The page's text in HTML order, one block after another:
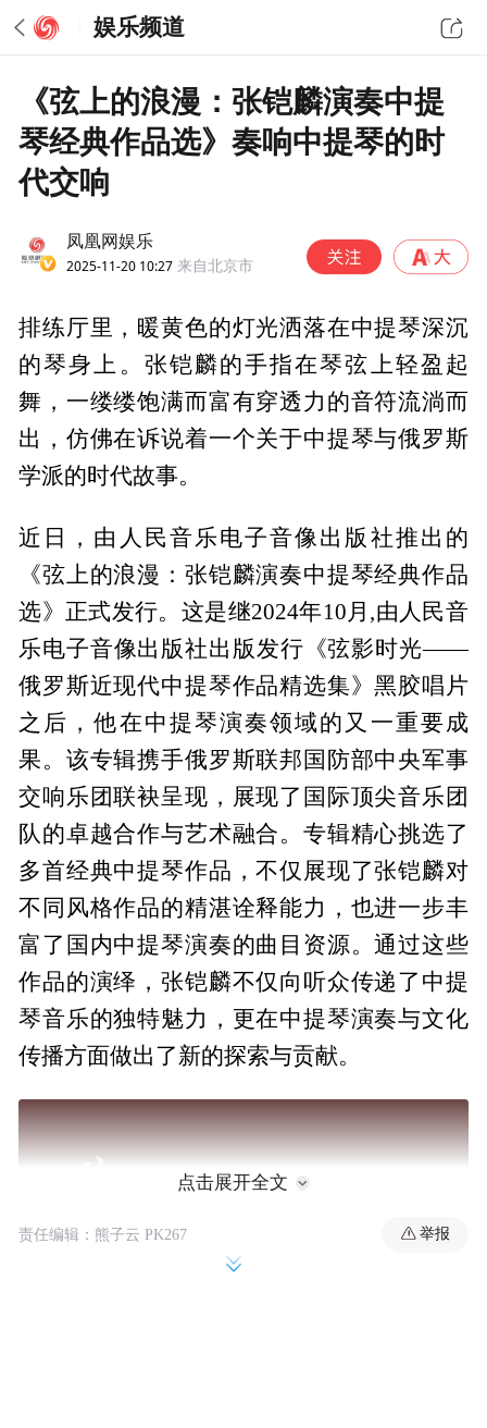
娱乐频道
《弦上的浪漫：张铠麟演奏中提
琴经典作品选》奏响中提琴的时
代交响
凤凰网娱乐
2025-11-20 10:27 来自北京市
排练厅里，暖黄色的灯光洒落在中提琴深沉
的琴身上。张铠麟的手指在琴弦上轻盈起
舞，一缕缕饱满而富有穿透力的音符流淌而
出，仿佛在诉说着一个关于中提琴与俄罗斯
学派的时代故事。
近日，由人民音乐电子音像出版社推出的
《弦上的浪漫：张铠麟演奏中提琴经典作品
选》正式发行。这是继2024年10月,由人民音
乐电子音像出版社出版发行《弦影时光——
俄罗斯近现代中提琴作品精选集》黑胶唱片
之后，他在中提琴演奏领域的又一重要成
果。该专辑携手俄罗斯联邦国防部中央军事
交响乐团联袂呈现，展现了国际顶尖音乐团
队的卓越合作与艺术融合。专辑精心挑选了
多首经典中提琴作品，不仅展现了张铠麟对
不同风格作品的精湛诠释能力，也进一步丰
富了国内中提琴演奏的曲目资源。通过这些
作品的演绎，张铠麟不仅向听众传递了中提
琴音乐的独特魅力，更在中提琴演奏与文化
传播方面做出了新的探索与贡献。
点击展开全文
责任编辑：熊子云 PK267 举报